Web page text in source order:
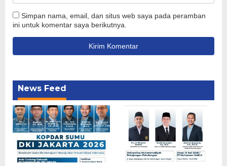
Simpan nama, email, dan situs web saya pada peramban
ini untuk komentar saya berikutnya.
News Feed